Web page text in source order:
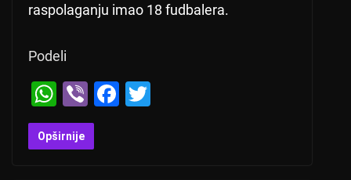
raspolaganju imao 18 fudbalera.
Podeli
W
h
at
Vi
b
er
F
Opširnije